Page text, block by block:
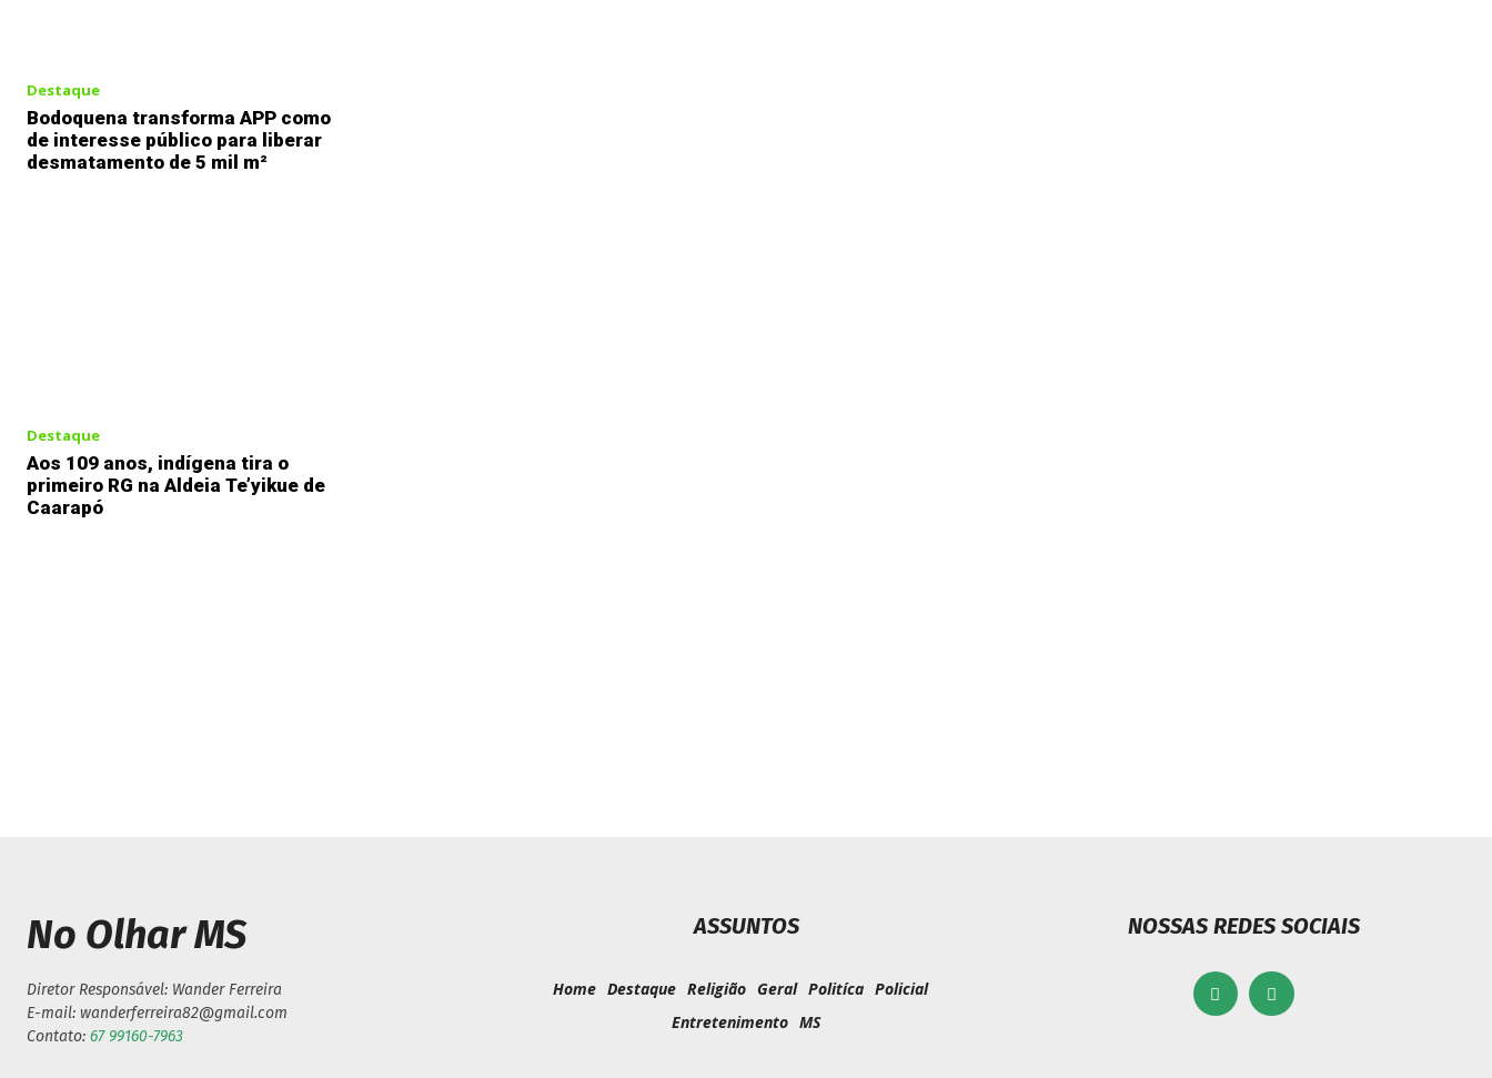
Destaque
Bodoquena transforma APP como
de interesse público para liberar
desmatamento de 5 mil m²
Destaque
Aos 109 anos, indígena tira o
primeiro RG na Aldeia Te’yikue de
Caarapó
No Olhar MS
Diretor Responsável: Wander Ferreira
E-mail: wanderferreira82@gmail.com
Contato: 67 99160-7963
ASSUNTOS
Home Destaque Religião Geral Politíca Policial
Entretenimento MS
NOSSAS REDES SOCIAIS